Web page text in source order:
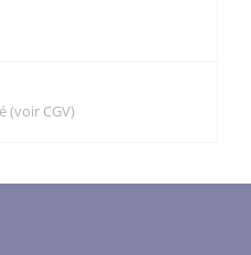
(voir CGV)